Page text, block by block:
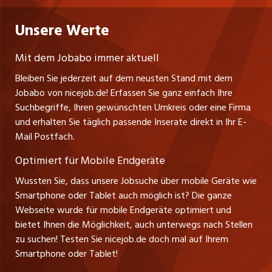
Praktika
Führungspositionen
Management / Kader-Jobs
Nutzungsbedingungen
Impressum
jobzüri.ch
jobmittelland.ch
jobbern.ch
jobbasel.ch
zentraljob.ch
myjob.ch
schaffu.ch (VS)
ajourjob.ch
tagblatt.ch
Niederlassung
Fa. nicejob.de
PR Medien GmbH
Lindauer Straße 16
D-88239 Wangen
Tel. +49 07522 795034
Thomas Reiner
Ansprechpartner
Unsere Werte
Mit dem Jobabo immer aktuell
Bleiben Sie jederzeit auf dem neusten Stand mit dem
Jobabo von nicejob.de! Erfassen Sie ganz einfach Ihre
Suchbegriffe, Ihren gewünschten Umkreis oder eine Firma
und erhalten Sie täglich passende Inserate direkt in Ihr E-
Mail Postfach.
Optimiert für Mobile Endgeräte
Wussten Sie, dass unsere Jobsuche über mobile Geräte wie
Smartphone oder Tablet auch möglich ist? Die ganze
Webseite wurde für mobile Endgeräte optimiert und
bietet Ihnen die Möglichkeit, auch unterwegs nach Stellen
zu suchen! Testen Sie nicejob.de doch mal auf Ihrem
Smartphone oder Tablet!